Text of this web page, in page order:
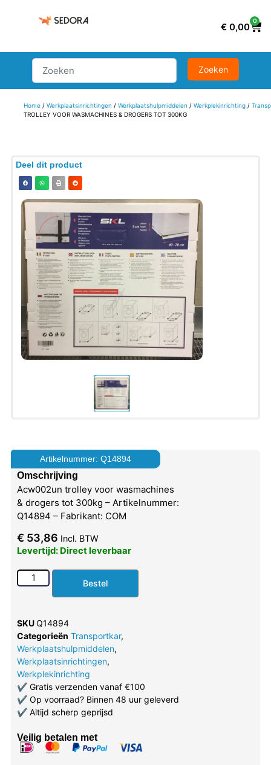
€ 0,00
0
Home/ Werkplaatsinrichtingen / Werkplaatshulpmiddelen / Werkplekinrichting/
TROLLEY VOOR WASMACHINES & DROGERS TOT 300KG
Deel dit product
Artikelnummer: Q14894
Omschrijving
Acw002un trolley voor wasmachines
& drogers tot 300kg – Artikelnummer:
Q14894 – Fabrikant: COM
€ 53,86 Incl. BTW
Levertijd: Direct leverbaar
Bestel
SKUQ14894
Categorieën Transportkar,
Werkplaatshulpmiddelen,
Werkplaatsinrichtingen,
Werkplekinrichting
✔Gratis verzenden vanaf €100
✔Op voorraad? Binnen 48 uur geleverd
✔Altijd scherp geprijsd
Veilig betalen met